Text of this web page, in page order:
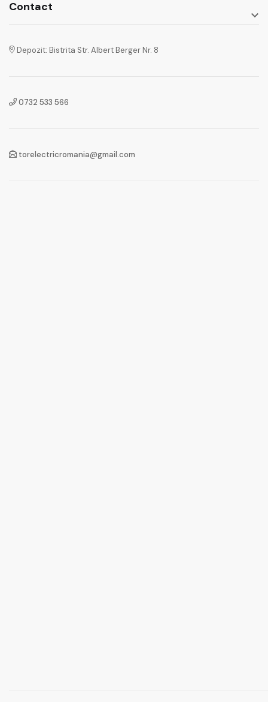
Contact

Depozit: Bistrita Str. Albert Berger Nr. 8
0732 533 566
torelectricromania@gmail.com